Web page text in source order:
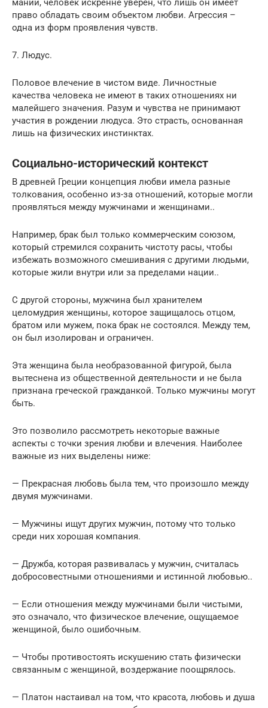
право обладать своим объектом любви. Агрессия –
одна из форм проявления чувств.
7. Людус.
Половое влечение в чистом виде. Личностные
качества человека не имеют в таких отношениях ни
малейшего значения. Разум и чувства не принимают
участия в рождении людуса. Это страсть, основанная
лишь на физических инстинктах.
Социально-исторический контекст
В древней Греции концепция любви имела разные
толкования, особенно из-за отношений, которые могли
проявляться между мужчинами и женщинами..
Например, брак был только коммерческим союзом,
который стремился сохранить чистоту расы, чтобы
избежать возможного смешивания с другими людьми,
которые жили внутри или за пределами нации..
С другой стороны, мужчина был хранителем
целомудрия женщины, которое защищалось отцом,
братом или мужем, пока брак не состоялся. Между тем,
он был изолирован и ограничен.
Эта женщина была необразованной фигурой, была
вытеснена из общественной деятельности и не была
признана греческой гражданкой. Только мужчины могут
быть.
Это позволило рассмотреть некоторые важные
аспекты с точки зрения любви и влечения. Наиболее
важные из них выделены ниже:
— Прекрасная любовь была тем, что произошло между
двумя мужчинами.
— Мужчины ищут других мужчин, потому что только
среди них хорошая компания.
— Дружба, которая развивалась у мужчин, считалась
добросовестными отношениями и истинной любовью..
— Если отношения между мужчинами были чистыми,
это означало, что физическое влечение, ощущаемое
женщиной, было ошибочным.
— Чтобы противостоять искушению стать физически
связанным с женщиной, воздержание поощрялось.
— Платон настаивал на том, что красота, любовь и душа